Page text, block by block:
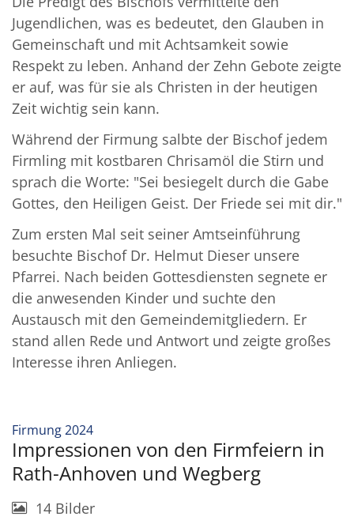
Jugendlichen, was es bedeutet, den Glauben in
Gemeinschaft und mit Achtsamkeit sowie
Respekt zu leben. Anhand der Zehn Gebote zeigte
er auf, was für sie als Christen in der heutigen
Zeit wichtig sein kann.
Während der Firmung salbte der Bischof jedem
Firmling mit kostbaren Chrisamöl die Stirn und
sprach die Worte: "Sei besiegelt durch die Gabe
Gottes, den Heiligen Geist. Der Friede sei mit dir."
Zum ersten Mal seit seiner Amtseinführung
besuchte Bischof Dr. Helmut Dieser unsere
Pfarrei. Nach beiden Gottesdiensten segnete er
die anwesenden Kinder und suchte den
Austausch mit den Gemeindemitgliedern. Er
stand allen Rede und Antwort und zeigte großes
Interesse ihren Anliegen.
Firmung 2024:
Impressionen von den Firmfeiern in
Rath-Anhoven und Wegberg
14 Bilder